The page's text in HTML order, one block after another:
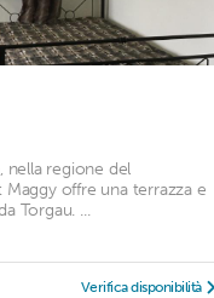
nella regione del
offre una terrazza e
Torgau. ...
Verifica disponibilità